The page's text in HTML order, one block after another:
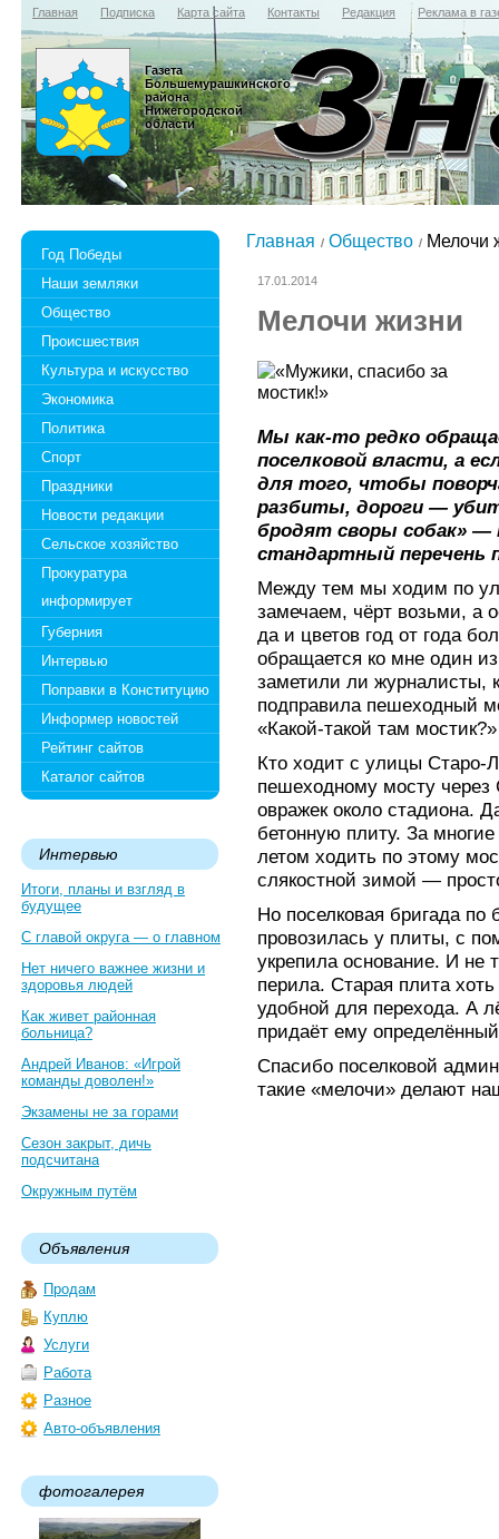
Главная Подписка Карта сайта Контакты Редакция Реклама в
Газета
Большемурашкинского
района
Нижегородской
области
Год Победы
Наши земляки
Общество
Происшествия
Культура и искусство
Экономика
Политика
Спорт
Праздники
Новости редакции
Сельское хозяйство
Прокуратура
информирует
Губерния
Интервью
Поправки в Конституцию
Информер новостей
Рейтинг сайтов
Каталог сайтов
Интервью
Итоги, планы и взгляд в
будущее
С главой округа — о главном
Нет ничего важнее жизни и
здоровья людей
Как живет районная
больница?
Андрей Иванов: «Игрой
команды доволен!»
Экзамены не за горами
Сезон закрыт, дичь
подсчитана
Окружным путём
Объявления
Продам
Куплю
Услуги
Работа
Разное
Авто-объявления
фотогалерея
Главная Общество Мелочи
17.01.2014
Мелочи жизни
Мы как-то редко
поселковой власти, а
для того, чтобы
разбиты, дороги —
бродят своры собак»
стандартный перечень
Между тем мы ходим по
замечаем, чёрт возьми, а
да и цветов год от года
обращается ко мне один
заметили ли журналисты,
подправила пешеходный
«Какой-такой там
Кто ходит с улицы Старо-
пешеходному мосту через
овражек около стадиона.
бетонную плиту. За
летом ходить по этому
слякостной зимой —
Но поселковая бригада по
провозилась у плиты, с
укрепила основание. И не
перила. Старая плита
удобной для перехода. А
придаёт ему
Спасибо поселковой
такие «мелочи» делают